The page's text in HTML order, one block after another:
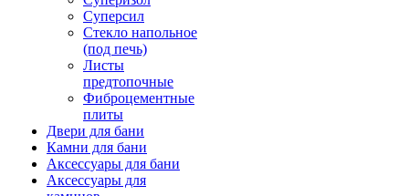
Суперсил
Стекло напольное
(под печь)
Листы
предтопочные
Фиброцементные
плиты
Двери для бани
Камни для бани
Аксессуары для бани
Аксессуары для